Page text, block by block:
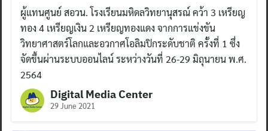
ผู้แทนศูนย์ สอวน. โรงเรียนมหิดลวิทยานุสรณ์ คว้า 3 เหรียญ
ทอง 4 เหรียญเงิน 2 เหรียญทองแดง จากการแข่งขัน
วิทยาศาสตร์โลกและอวกาศโอลิมปิกระดับชาติ ครั้งที่ 1 ซึ่ง
จัดขึ้นผ่านระบบออนไลน์ ระหว่างวันที่ 26-29 มิถุนายน พ.ศ.
2564
Digital Media Center
29 June 2021